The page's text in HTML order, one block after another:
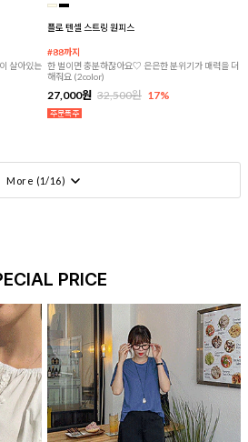
살아있는
플로 텐셀 스트링 원피스
#88까지
한 벌이면 충분하잖아요♡ 은은한 분위기가 매력을 더
해줘요 (2color)
27,000원 32,500원 17%
More (1/16)
PRICE